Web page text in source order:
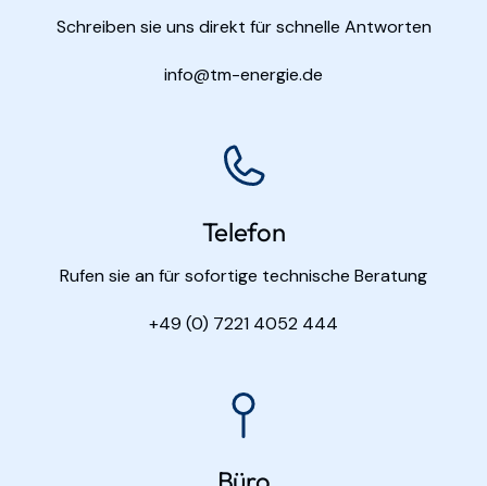
Schreiben sie uns direkt für schnelle Antworten
info@tm-energie.de
Telefon
Rufen sie an für sofortige technische Beratung
+49 (0) 7221 4052 444